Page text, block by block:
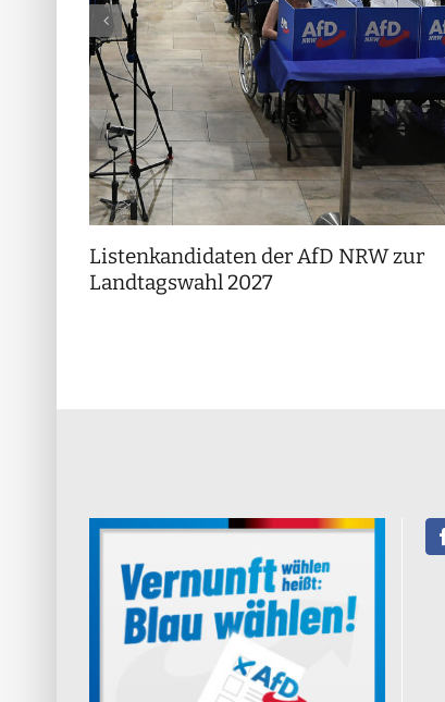
Listenkandidaten der AfD NRW zur
Landtagswahl 2027